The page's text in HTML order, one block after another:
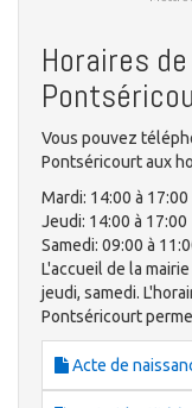
Horaires
Vous pouvez
Pontséricourt aux
Mardi: 14:00 à
Jeudi: 14:00 à 17:00
Samedi: 09:00 à
L'accueil de la
jeudi, samedi.
Pontséricourt
Acte de